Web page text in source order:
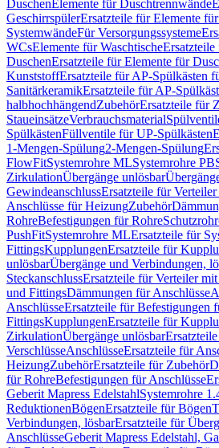
DuschenElemente für Duschtrennwände
GeschirrspülerErsatzteile für Elemente
SystemwändeFür Versorgungssysteme
WCsElemente für WaschtischeErsatzteile
DuschenErsatzteile für Elemente für
KunststoffErsatzteile für AP-Spülkästen
SanitärkeramikErsatzteile für AP-
halbhochhängendZubehörErsatzteile für
StaueinsätzeVerbrauchsmaterial
SpülkästenFüllventile für UP-Spülkästen
1-Mengen-Spülung2-Mengen-Spülung
FlowFitSystemrohre MLSystemrohre PB
ZirkulationÜbergänge unlösbar
GewindeanschlussErsatzteile für
Anschlüsse für HeizungZubehör
RohreBefestigungen für Rohre
PushFitSystemrohre MLErsatzteile für
FittingsKupplungenErsatzteile für
unlösbarÜbergänge und Verbindungen,
SteckanschlussErsatzteile für Verteiler
und FittingsDämmungen für Anschlüsse
AnschlüsseErsatzteile für Befestigungen
FittingsKupplungenErsatzteile für
ZirkulationÜbergänge unlösbar
VerschlüsseAnschlüsseErsatzteile für
HeizungZubehörErsatzteile für Zubehör
für RohreBefestigungen für Anschlüsse
Geberit Mapress EdelstahlSystemrohre
ReduktionenBögenErsatzteile für Bögen
Verbindungen, lösbarErsatzteile für
AnschlüsseGeberit Mapress Edelstahl,